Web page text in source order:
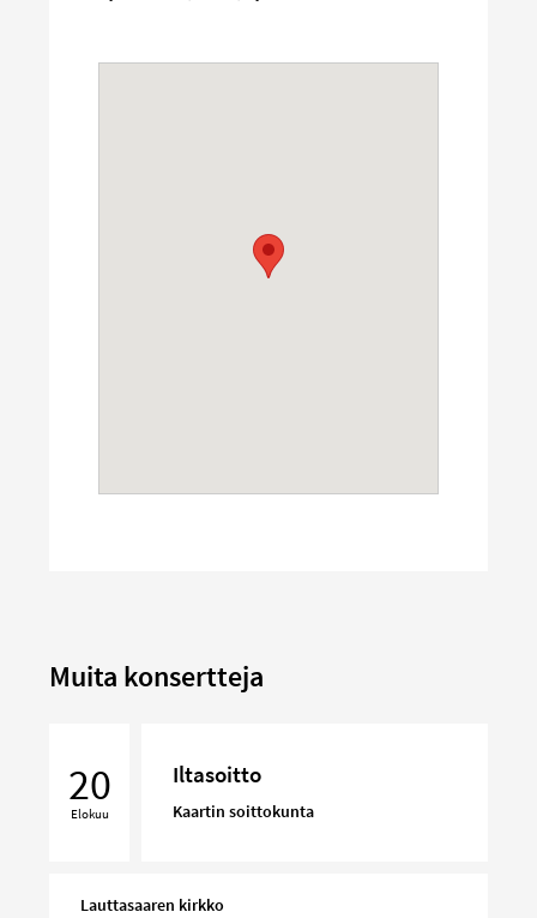
Muita konsertteja
20
Elokuu
Iltasoitto
Kaartin soittokunta
Lauttasaaren kirkko